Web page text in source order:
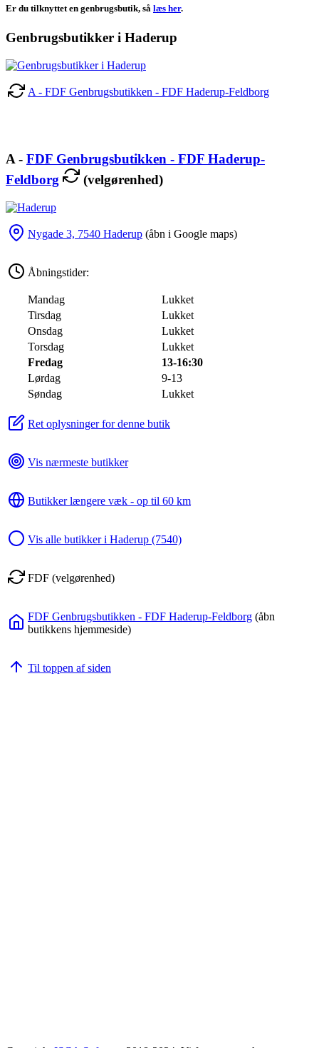
Er du tilknyttet en genbrugsbutik, så læs her.
Genbrugsbutikker i Haderup
A - FDF Genbrugsbutikken - FDF Haderup-Feldborg
A - FDF Genbrugsbutikken - FDF Haderup-
Feldborg
(velgørenhed)
Nygade 3, 7540 Haderup (åbn i Google maps)
Åbningstider:
Mandag
Lukket
Tirsdag
Lukket
Onsdag
Lukket
Torsdag
Lukket
Fredag
13-16:30
Lørdag
9-13
Søndag
Lukket
Ret oplysninger for denne butik
Vis nærmeste butikker
Butikker længere væk - op til 60 km
Vis alle butikker i Haderup (7540)
FDF (velgørenhed)
FDF Genbrugsbutikken - FDF Haderup-Feldborg (åbn
butikkens hjemmeside)
Til toppen af siden